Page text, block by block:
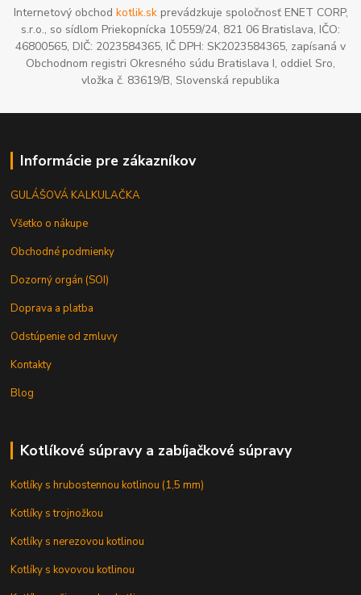
Internetový obchod kotlik.skprevádzkuje spoločnosť ENET CORP,
s.r.o., so sídlom Priekopnícka 10559/24, 821 06 Bratislava, IČO:
46800565, DIČ: 2023584365, IČ DPH: SK2023584365, zapísaná v
Obchodnom registri Okresného súdu Bratislava I, oddiel Sro,
vložka č. 83619/B, Slovenská republika
Informácie pre zákazníkov
GULÁŠOVÁ KALKULAČKA
Všetko o nákupe
Obchodné podmienky
Dozorný orgán (SOI)
Doprava a platba
Odstúpenie od zmluvy
Kontakty
Blog
Kotlíkové súpravy a zabíjačkové súpravy
Kotlíky s hrubostennou kotlinou (1,5 mm)
Kotlíky s trojnožkou
Kotlíky s nerezovou kotlinou
Kotlíky s kovovou kotlinou